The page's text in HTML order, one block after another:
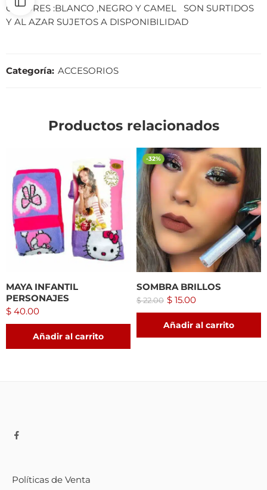
COLORES :BLANCO ,NEGRO Y CAMEL SON SURTIDOS
Y AL AZAR SUJETOS A DISPONIBILIDAD
Categoría: ACCESORIOS
Productos relacionados
MAYA INFANTIL
PERSONAJES
$ 40.00
Añadir al carrito
-32%
SOMBRA BRILLOS
$22.00 $ 15.00
Añadir al carrito
Políticas de Venta